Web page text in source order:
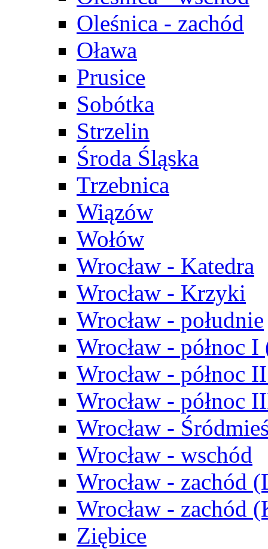
Oleśnica - zachód
Oława
Prusice
Sobótka
Strzelin
Środa Śląska
Trzebnica
Wiązów
Wołów
Wrocław - Katedra
Wrocław - Krzyki
Wrocław - południe
Wrocław - północ
Wrocław - północ
Wrocław - północ
Wrocław -
Wrocław - wschód
Wrocław - zachód
Wrocław - zachód
Ziębice